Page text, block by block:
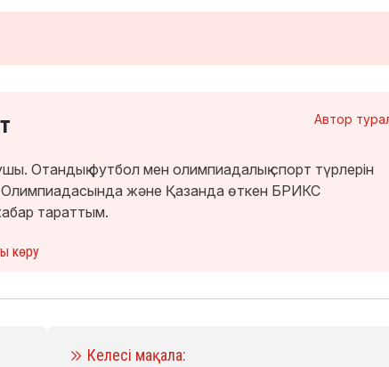
Автор
Отандық футбол мен олимпиадалық спорт түрлерін
Олимпиадасында және Қазанда өткен БРИКС
тараттым.
көру
Келесі мақала: